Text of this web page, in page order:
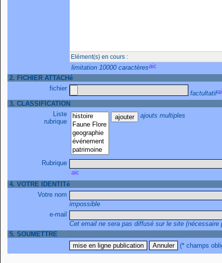
Elément(s) en cours :
limitation 10000 caractères
2. FICHIER ATTACHé
fichier
factultatif
3. CLASSIFICATION
Liste
rubrique
ajouts multiples
Rubrique
4. VOTRE IDENTITé
Votre nom
impossible
e-mail
Cet email ne sera pas diffusé sur le site
5. SOUMETTRE
(* champs